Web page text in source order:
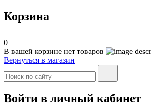
Корзина
0
В вашей корзине нет товаров
Вернуться в магазин
Войти в личный кабинет